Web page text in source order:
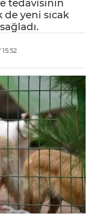
tedavisinin
de yeni sıcak